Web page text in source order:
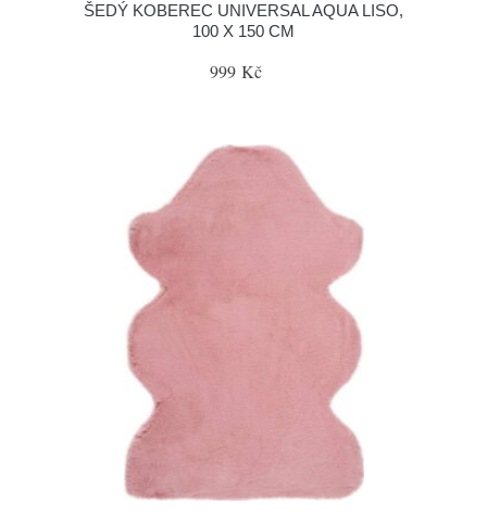
ŠEDÝ KOBEREC UNIVERSAL AQUA LISO,
100 X 150 CM
999 Kč